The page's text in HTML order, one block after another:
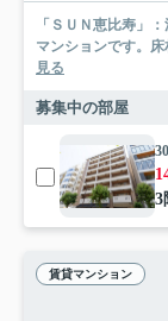
「ＳＵＮ恵比寿」
マンションです。
見る
募集中の部屋
3
賃貸マンション